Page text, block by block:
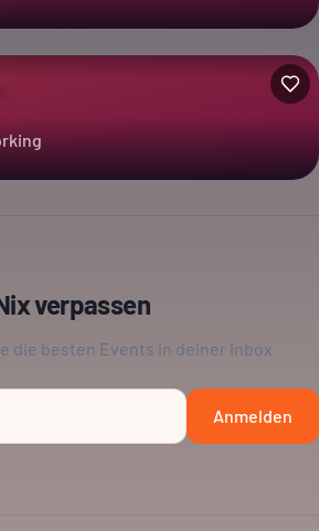
verpassen
die besten Events in deiner Inbox
Anmelden